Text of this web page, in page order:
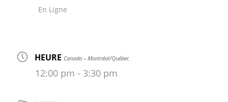
En Ligne
HEURE Canada – Montréal/Québec
12:00 pm - 3:30 pm